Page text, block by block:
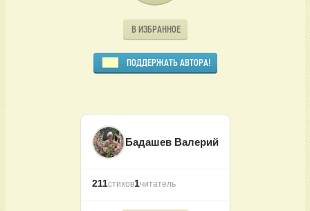
В ИЗБРАННОЕ
ПОДДЕРЖАТЬ АВТОРА!
Бадашев Валерий
211стихов1читатель